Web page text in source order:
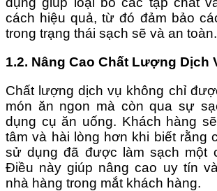
cách hiệu quả, từ đó đảm bảo
trong trạng thái sạch sẽ và an toàn.
1.2. Nâng Cao Chất Lượng Dịch
Chất lượng dịch vụ không chỉ
món ăn ngon mà còn qua sự
dụng cụ ăn uống. Khách hàng
tâm và hài lòng hơn khi biết rằng
sử dụng đã được làm sạch một
Điều này giúp nâng cao uy tín
nhà hàng trong mắt khách hàng.